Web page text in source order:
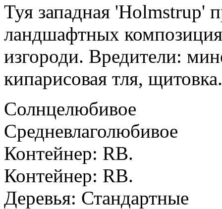
Туя западная 'Holmstrup'
ландшафтных
изгороди. Вредители:
кипарисовая тля, щитовка.
Солнцелюбивое
Средневлаголюбивое
Контейнер: RB.
Контейнер: RB.
Деревья: Стандартные